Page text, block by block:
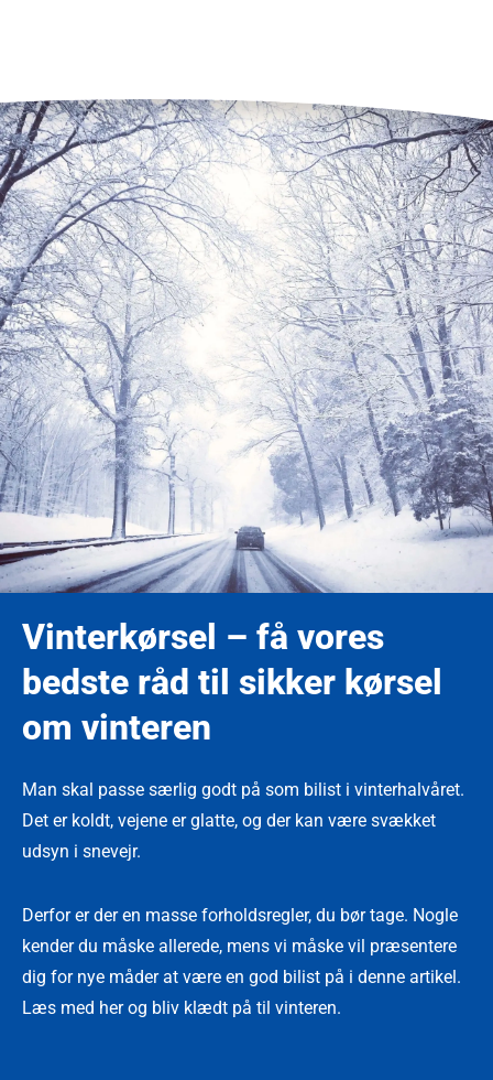
Vinterkørsel – få vores
bedste råd til sikker kørsel
om vinteren
Man skal passe særlig godt på som bilist i vinterhalvåret.
Det er koldt, vejene er glatte, og der kan være svækket
udsyn i snevejr.
Derfor er der en masse forholdsregler, du bør tage. Nogle
kender du måske allerede, mens vi måske vil præsentere
dig for nye måder at være en god bilist på i denne artikel.
Læs med her og bliv klædt på til vinteren.